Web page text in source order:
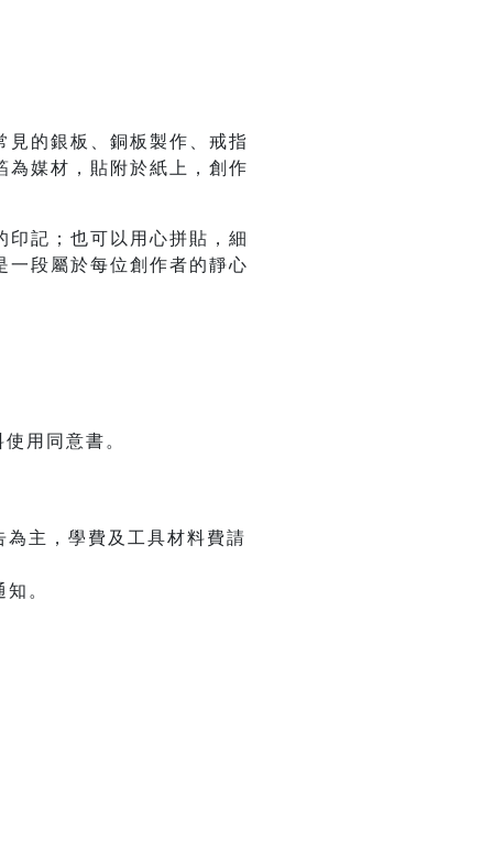
見的銀板、銅板製作、戒指
為媒材，貼附於紙上，創作
記；也可以用心拼貼，細
一段屬於每位創作者的靜心
用同意書。
主，學費及工具材料費請
。